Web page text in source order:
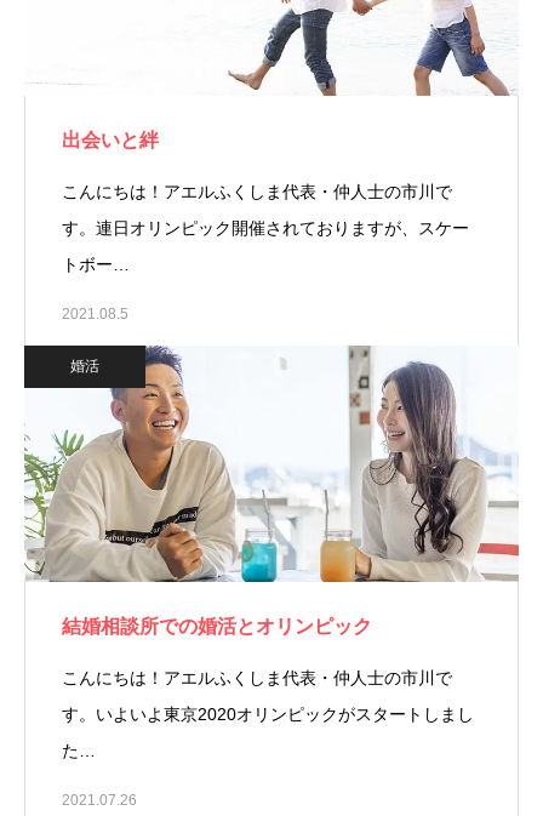
出会いと絆
こんにちは！アエルふくしま代表・仲人士の市川で
す。連日オリンピック開催されておりますが、スケー
トボー…
2021.08.5
婚活
結婚相談所での婚活とオリンピック
こんにちは！アエルふくしま代表・仲人士の市川で
す。いよいよ東京2020オリンピックがスタートしまし
た…
2021.07.26